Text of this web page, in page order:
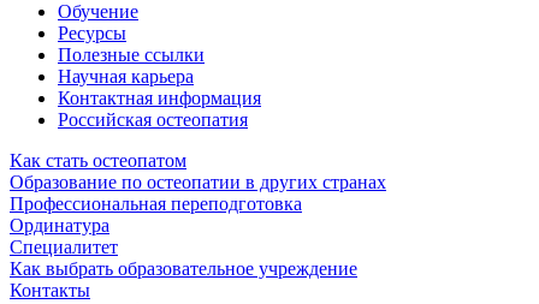
Обучение
Ресурсы
Полезные ссылки
Научная карьера
Контактная информация
Российская остеопатия
Как стать остеопатом
Образование по остеопатии в других странах
Профессиональная переподготовка
Ординатура
Специалитет
Как выбрать образовательное учреждение
Контакты